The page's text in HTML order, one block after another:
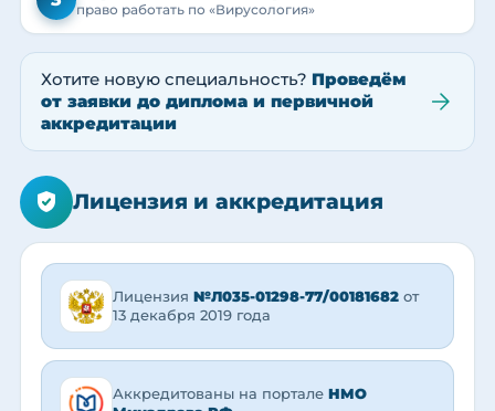
право работать по «Вирусология»
Хотите новую специальность? Проведём
от заявки до диплома и первичной
аккредитации
Лицензия и аккредитация
Лицензия №Л035-01298-77/00181682 от
13 декабря 2019 года
Аккредитованы на портале НМО